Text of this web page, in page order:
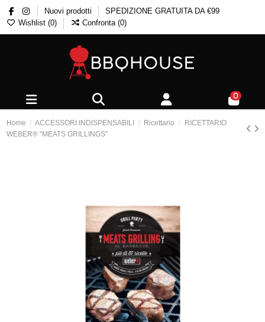
Nuovi prodotti
SPEDIZIONE GRATUITA DA €99
Wishlist (0) Confronta (0)
0
Home ACCESSORI INDISPENSABILI Ricettario
RICETTARIO
WEBER® “MEATS GRILLINGS”